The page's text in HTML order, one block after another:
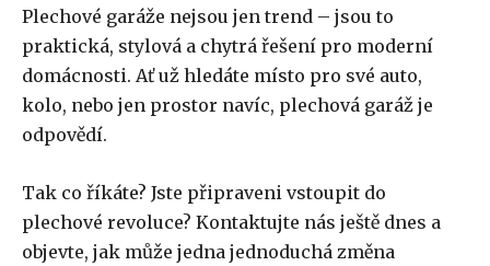
Plechové garáže nejsou jen trend – jsou to
praktická, stylová a chytrá řešení pro moderní
domácnosti. Ať už hledáte místo pro své auto,
kolo, nebo jen prostor navíc, plechová garáž je
odpovědí.
Tak co říkáte? Jste připraveni vstoupit do
plechové revoluce? Kontaktujte nás ještě dnes a
objevte, jak může jedna jednoduchá změna